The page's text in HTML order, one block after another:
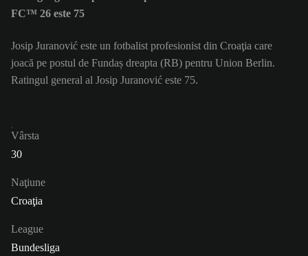
FC™ 26 este 75
Josip Juranović este un fotbalist profesionist din Croaţia care
joacă pe postul de Fundaș dreapta (RB) pentru Union Berlin.
Ratingul general al Josip Juranović este 75.
Vârsta
30
Naţiune
Croaţia
League
Bundesliga